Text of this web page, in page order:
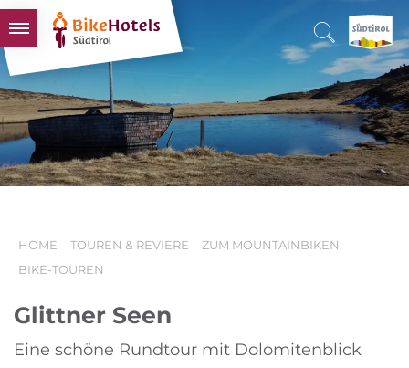
BIKEHOTELS
HOTELS & PAKETE
TOUREN & REVIERE
SÜDTIROL & WIR
HOME TOUREN & REVIERE
ZUM MOUNTAINBIKEN
BIKE-TOUREN
Glittner Seen
Eine schöne Rundtour mit Dolomitenblick